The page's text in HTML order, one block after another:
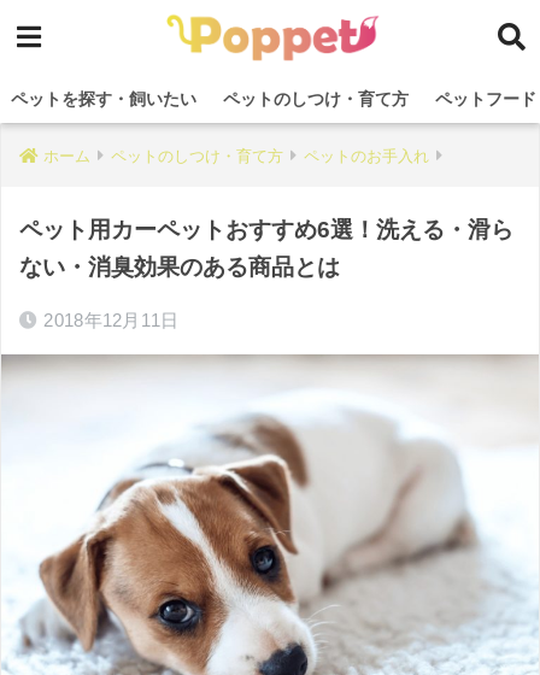
ペットを探す・飼いたい ペットのしつけ・育て方 ペットフー
ホーム ペットのしつけ・育て方 ペットのお手入れ
ペット用カーペットおすすめ6選！洗える・滑ら
ない・消臭効果のある商品とは
2018年12月11日